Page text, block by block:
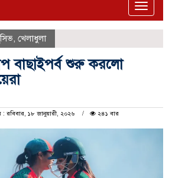
Toggle
খেলাধুলা
বাছাইপর্ব শুরু করলো
রবিবার, ১৮ জানুয়ারী, ২০২৬
২৪১ বার